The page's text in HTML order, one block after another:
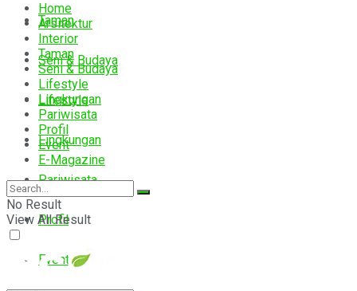
Taman
Seni & Budaya
Lifestyle
Lingkungan
Pariwisata
Profil
Event
Home
Arsitektur
Interior
Taman
Seni & Budaya
Lifestyle
Lingkungan
Pariwisata
Profil
Event
E-Magazine
No Result
View All Result